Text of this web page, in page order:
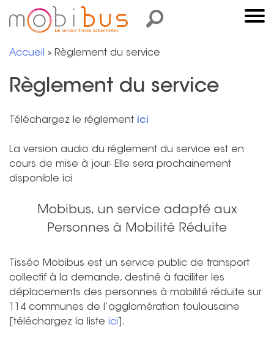
contenu
RECHERCHER
Accueil » Règlement du service
Règlement du service
Téléchargez le réglement ici
La version audio du réglement du service est en
cours de mise à jour- Elle sera prochainement
disponible ici
Mobibus, un service adapté aux
Personnes à Mobilité Réduite
Tisséo Mobibus est un service public de transport
collectif à la demande, destiné à faciliter les
déplacements des personnes à mobilité réduite sur
114 communes de l’agglomération toulousaine
[téléchargez la liste ici ].
Panneau de gestion des cookies